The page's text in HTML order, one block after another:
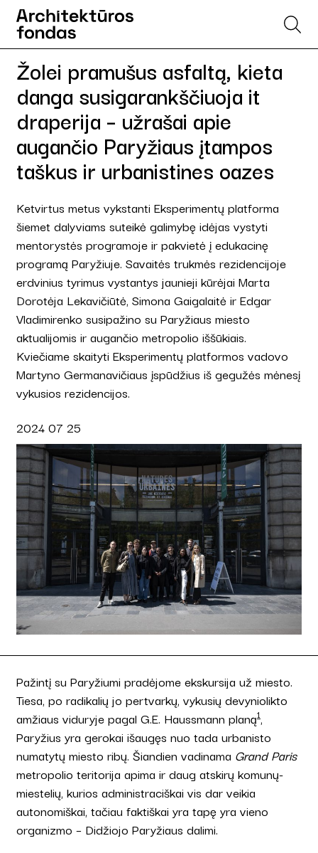
Žolei pramušus asfaltą, kieta
danga susigarankščiuoja it
draperija – užrašai apie
augančio Paryžiaus įtampos
taškus ir urbanistines oazes
Ketvirtus metus vykstanti Eksperimentų platforma
šiemet dalyviams suteikė galimybę idėjas vystyti
mentorystės programoje ir pakvietė į edukacinę
programą Paryžiuje. Savaitės trukmės rezidencijoje
erdvinius tyrimus vystantys jaunieji kūrėjai Marta
Dorotėja Lekavičiūtė, Simona Gaigalaitė ir Edgar
Vladimirenko susipažino su Paryžiaus miesto
aktualijomis ir augančio metropolio iššūkiais.
Kviečiame skaityti Eksperimentų platformos vadovo
Martyno Germanavičiaus įspūdžius iš gegužės mėnesį
vykusios rezidencijos.
2024 07 25
Pažintį su Paryžiumi pradėjome ekskursija už miesto.
Tiesa, po radikalių jo pertvarkų, vykusių devyniolikto
amžiaus viduryje pagal G.E. Haussmann planą1,
Paryžius yra gerokai išaugęs nuo tada urbanisto
numatytų miesto ribų. Šiandien vadinama Grand Paris
metropolio teritorija apima ir daug atskirų komunų-
miestelių, kurios administraciškai vis dar veikia
autonomiškai, tačiau faktiškai yra tapę yra vieno
organizmo – Didžiojo Paryžiaus dalimi.